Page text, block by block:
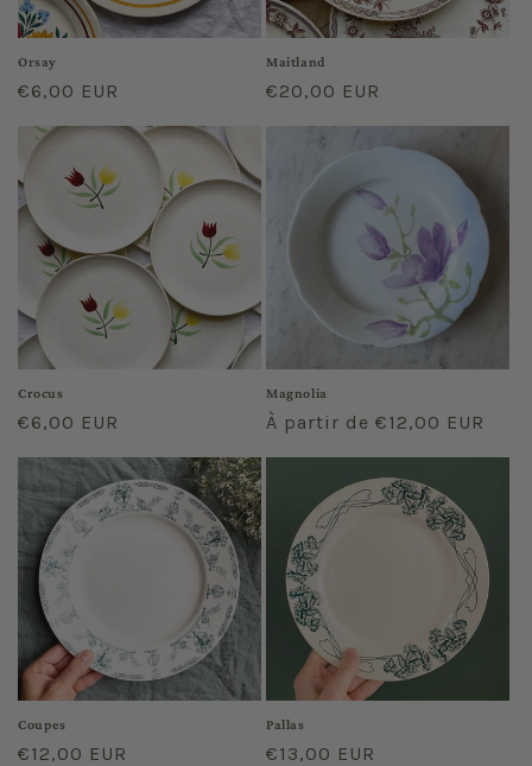
Orsay
Prix
€6,00 EUR
Maitland
Prix
€20,00 EUR
Crocus
Prix
€6,00 EUR
Magnolia
Prix
À partir de €12,00 EUR
Coupes
Prix
€12,00 EUR
Pallas
Prix
€13,00 EUR